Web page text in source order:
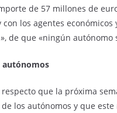
de 57 millones de
los agentes
de que «ningún
autónomos
respecto que la próxima
los autónomos y que